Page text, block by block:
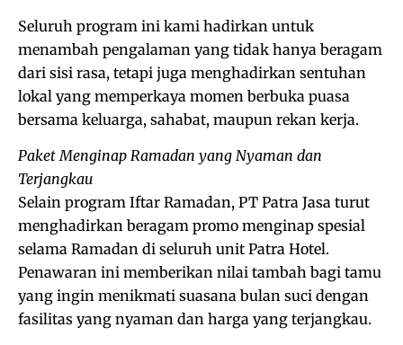
Seluruh program ini kami hadirkan untuk
menambah pengalaman yang tidak hanya beragam
dari sisi rasa, tetapi juga menghadirkan sentuhan
lokal yang memperkaya momen berbuka puasa
bersama keluarga, sahabat, maupun rekan kerja.
Paket Menginap Ramadan yang Nyaman dan
Terjangkau
Selain program Iftar Ramadan, PT Patra Jasa turut
menghadirkan beragam promo menginap spesial
selama Ramadan di seluruh unit Patra Hotel.
Penawaran ini memberikan nilai tambah bagi tamu
yang ingin menikmati suasana bulan suci dengan
fasilitas yang nyaman dan harga yang terjangkau.